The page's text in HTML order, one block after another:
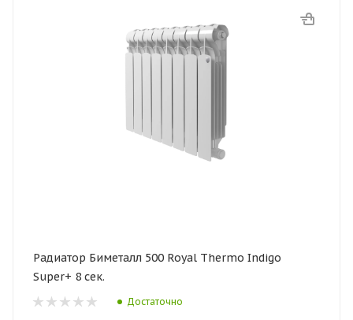
Радиатор Биметалл 500 Royal Thermo Indigo
Super+ 8 сек.
Достаточно